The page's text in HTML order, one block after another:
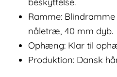
Ramme:
nåletræ, 40 mm dyb.
Ophæng: Klar til
Produktion: Dansk